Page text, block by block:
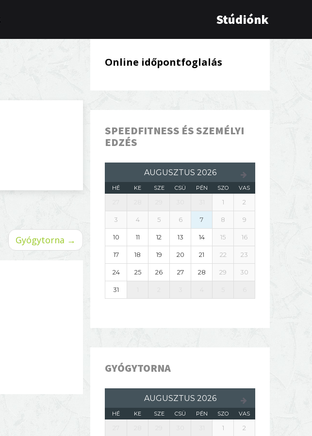
Stúdiónk
Gyógytorna →
Online időpontfoglalás
SPEEDFITNESS ÉS SZEMÉLYI
EDZÉS
AUGUSZTUS 2026
HÉ KE SZE CSÜ PÉN SZO VAS
1 2
3 4 5 6 7 8 9
10 11 12 13 14 15 16
17 18 19 20 21 22 23
24 25 26 27 28 29 30
31
GYÓGYTORNA
AUGUSZTUS 2026
HÉ KE SZE CSÜ PÉN SZO VAS
1 2